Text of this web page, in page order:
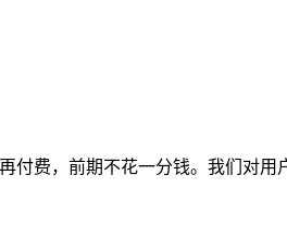
付费，前期不花一分钱。我们对用